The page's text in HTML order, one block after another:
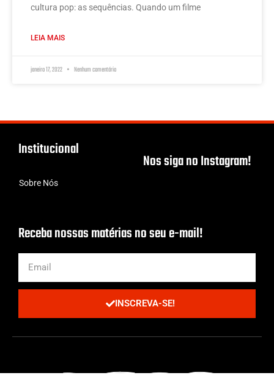
cultura pop: as sequências. Quando um filme
LEIA MAIS
janeiro 17, 2022 Nenhum comentário
Institucional
Sobre Nós
Nos siga no Instagram!
Receba nossas matérias no seu e-mail!
INSCREVA-SE!